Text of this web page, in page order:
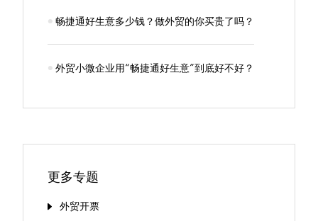
畅捷通好生意多少钱？做外贸的你买贵了吗？
外贸小微企业用“畅捷通好生意”到底好不好？
更多专题
外贸开票